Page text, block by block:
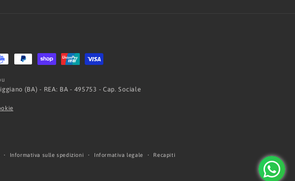
(BA) - REA: BA - 495753 - Cap. Sociale
Informativa sulle spedizioni Informativa legale Recapiti